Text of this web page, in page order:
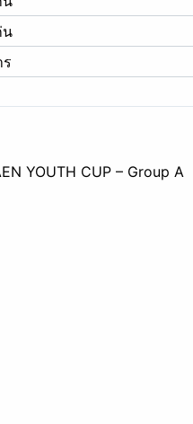
น
YOUTH CUP – Group A